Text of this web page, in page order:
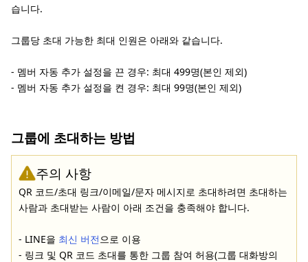
습니다.
그룹당 초대 가능한 최대 인원은 아래와 같습니다.
- 멤버 자동 추가 설정을 끈 경우: 최대 499명(본인 제외)
- 멤버 자동 추가 설정을 켠 경우: 최대 99명(본인 제외)
그룹에 초대하는 방법
주의 사항
QR 코드/초대 링크/이메일/문자 메시지로 초대하려면 초대하는
사람과 초대받는 사람이 아래 조건을 충족해야 합니다.
- LINE을 최신 버전으로 이용
- 링크 및 QR 코드 초대를 통한 그룹 참여 허용(그룹 대화방의